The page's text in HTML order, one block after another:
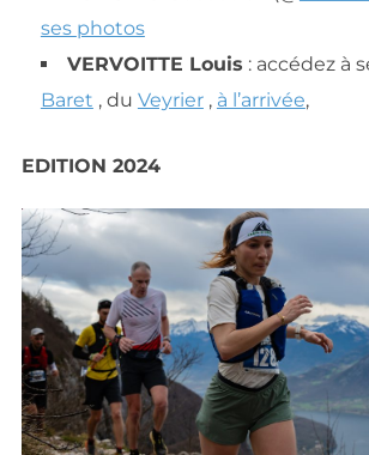
ses photos
VERVOITTE Louis : accédez à
Baret , du Veyrier, à l’arrivée,
EDITION 2024